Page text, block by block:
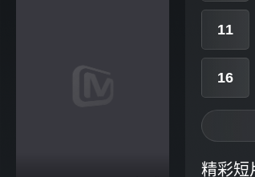
11
16
精彩短